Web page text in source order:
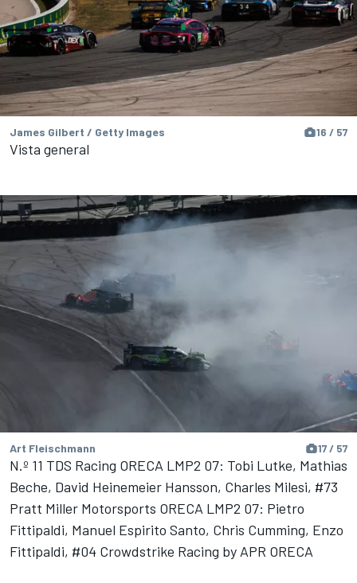
James Gilbert / Getty Images 16 / 57
Vista general
Art Fleischmann 17 / 57
N.º 11 TDS Racing ORECA LMP2 07: Tobi Lutke, Mathias
Beche, David Heinemeier Hansson, Charles Milesi, #73
Pratt Miller Motorsports ORECA LMP2 07: Pietro
Fittipaldi, Manuel Espirito Santo, Chris Cumming, Enzo
Fittipaldi, #04 Crowdstrike Racing by APR ORECA